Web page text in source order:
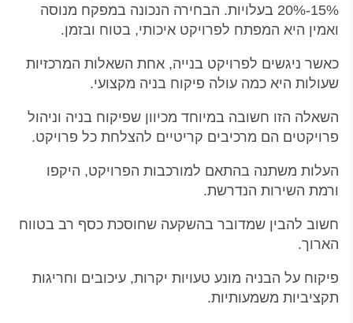
15%-20% בעלויות. הבחירה הנכונה במפקח מנוסה
ואמין היא המפתח לפרויקט איכותי, בטוח ובזמן.
כאשר ניגשים לפרויקט בנייה, אחת השאלות המרכזיות
שעולות היא כמה עולה פיקוח בניה מקצועי.
השאלה הזו חשובה במיוחד מכיוון שפיקוח בניה וניהול
פרויקטים הם מרכיבים קריטיים להצלחת כל פרויקט.
העלות משתנה בהתאם למורכבות הפרויקט, היקפו
ורמת השירות הנדרשת.
חשוב להבין שמדובר בהשקעה שחוסכת כסף רב בטווח
הארוך.
פיקוח על הבניה מונע טעויות יקרות, עיכובים וחריגות
תקציביות משמעותיות.